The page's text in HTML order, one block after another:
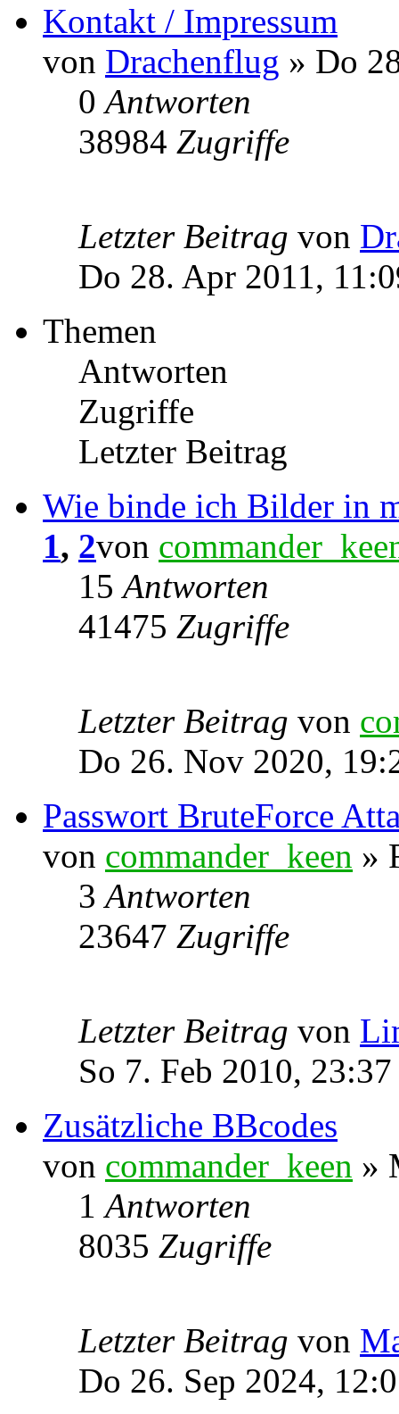
Kontakt / Impressum
von Drachenflug » Do
0Antworten
38984 Zugriffe
Letzter Beitrag von
Do 28. Apr 2011,
Themen
Antworten
Zugriffe
Letzter Beitrag
Wie binde ich Bilder in
1, 2von
15Antworten
41475 Zugriffe
Letzter Beitrag von
Do 26. Nov 2020,
Passwort BruteForce
von commander_keen »
3Antworten
23647 Zugriffe
Letzter Beitrag von
So 7. Feb 2010, 23:37
Zusätzliche BBcodes
von commander_keen »
1Antworten
8035 Zugriffe
Letzter Beitrag von
Do 26. Sep 2024,